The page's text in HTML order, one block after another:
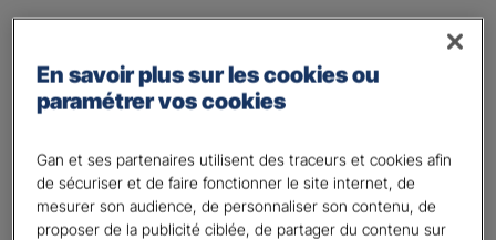
Vos besoins concernent : *
votre vie professionnelle
Vos informations :
En savoir plus sur les cookies ou
paramétrer vos cookies
Gan et ses partenaires utilisent des traceurs et cookies afin
de sécuriser et de faire fonctionner le site internet, de
mesurer son audience, de personnaliser son contenu, de
proposer de la publicité ciblée, de partager du contenu sur